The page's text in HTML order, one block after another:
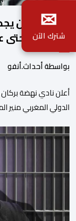
نهضة بركان
المحمدي حتى عام
بواسطة أحداث.أنفو
​أعلن نادي نهضة
الدولي المغربي منير
على منصات التواصل
إشارة إلى رغبة
✉
شترك الآن